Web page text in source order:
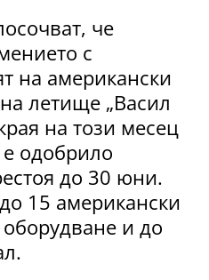
че
с
на американски
летище „Васил
на този месец
одобрило
до 30 юни.
15 американски
и до